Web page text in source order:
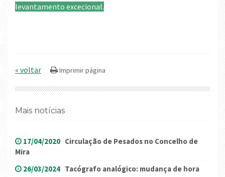
levantamento excecional.
« voltar
Mais notícias
17/04/2020 Circulação de Pesados no Concelho de
Mira
26/03/2024 Tacógrafo analógico: mudança de hora